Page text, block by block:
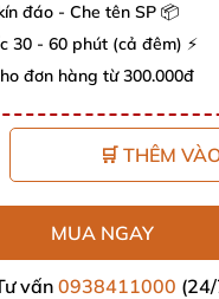
đáo - Che tên SP 📦
30 - 60 phút (cả đêm) ⚡
đơn hàng từ 300.000đ
🛒 THÊM
MUA NGAY
vấn0938411000